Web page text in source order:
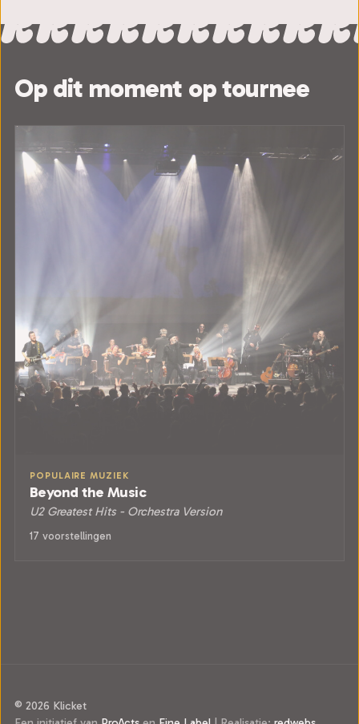
Op dit moment op tournee
POPULAIRE MUZIEK
Beyond the Music
U2 Greatest Hits - Orchestra Version
17 voorstellingen
© 2026 Klicket